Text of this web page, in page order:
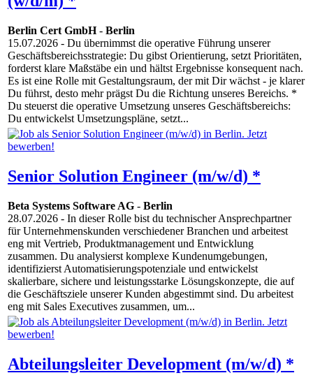
Berlin Cert GmbH- Berlin
15.07.2026 - Du übernimmst die operative Führung unserer
Geschäftsbereichsstrategie: Du gibst Orientierung, setzt Prioritäten,
forderst klare Maßstäbe ein und hältst Ergebnisse konsequent nach.
Es ist eine Rolle mit Gestaltungsraum, der mit Dir wächst - je klarer
Du führst, desto mehr prägst Du die Richtung unseres Bereichs. *
Du steuerst die operative Umsetzung unseres Geschäftsbereichs:
Du entwickelst Umsetzungspläne, setzt...
Senior Solution Engineer (m/w/d) *
Beta Systems Software AG - Berlin
28.07.2026 - In dieser Rolle bist du technischer Ansprechpartner
für Unternehmenskunden verschiedener Branchen und arbeitest
eng mit Vertrieb, Produktmanagement und Entwicklung
zusammen. Du analysierst komplexe Kundenumgebungen,
identifizierst Automatisierungspotenziale und entwickelst
skalierbare, sichere und leistungsstarke Lösungskonzepte, die auf
die Geschäftsziele unserer Kunden abgestimmt sind. Du arbeitest
eng mit Sales Executives zusammen, um...
Abteilungsleiter Development (m/w/d) *